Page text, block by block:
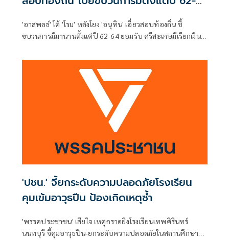
'อาสพลธ์' โต้ 'โรม' หลังโยง 'อนุทิน' เอี่ยวสอบท้องถิ่น ชี้
ขบวนการมีมานานตั้งแต่ปี 62-64 ยอมรับ ศรีสะเกษมีเรียกเงิน
สาวให้ถึงผู้ได้รับผลประโยชน์แท้จริง เผย 'ภท.' เตรียมดันแก้
กฎหมายปิดช่องโหว่เอาผิดสอบทุจริตทุกหน่วยงาน
'ปชน.' จี้ยกระดับความปลอดภัยโรงเรียน
คุมเข้มอาวุธปืน ป้องเกิดเหตุซ้ำ
'พรรคประชาชน' เสียใจ เหตุกราดยิงโรงเรียนเทพศิรินทร์
นนทบุรี จี้คุมอาวุธปืน-ยกระดับความปลอดภัยในสถานศึกษา